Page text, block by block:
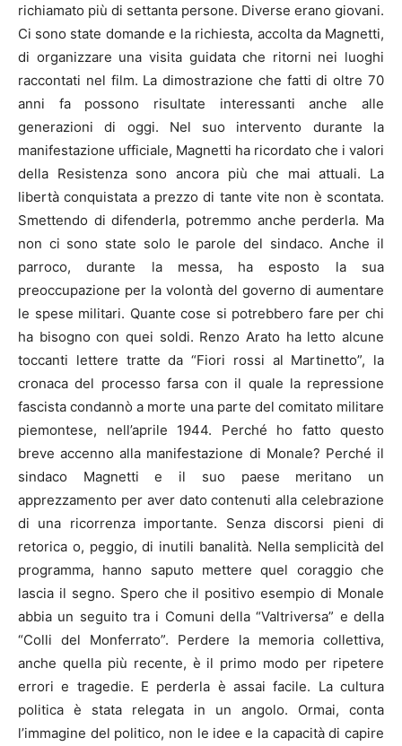
richiamato più di settanta persone. Diverse erano giovani.
Ci sono state domande e la richiesta, accolta da Magnetti,
di organizzare una visita guidata che ritorni nei luoghi
raccontati nel film. La dimostrazione che fatti di oltre 70
anni fa possono risultate interessanti anche alle
generazioni di oggi. Nel suo intervento durante la
manifestazione ufficiale, Magnetti ha ricordato che i valori
della Resistenza sono ancora più che mai attuali. La
libertà conquistata a prezzo di tante vite non è scontata.
Smettendo di difenderla, potremmo anche perderla. Ma
non ci sono state solo le parole del sindaco. Anche il
parroco, durante la messa, ha esposto la sua
preoccupazione per la volontà del governo di aumentare
le spese militari. Quante cose si potrebbero fare per chi
ha bisogno con quei soldi. Renzo Arato ha letto alcune
toccanti lettere tratte da “Fiori rossi al Martinetto”, la
cronaca del processo farsa con il quale la repressione
fascista condannò a morte una parte del comitato militare
piemontese, nell’aprile 1944. Perché ho fatto questo
breve accenno alla manifestazione di Monale? Perché il
sindaco Magnetti e il suo paese meritano un
apprezzamento per aver dato contenuti alla celebrazione
di una ricorrenza importante. Senza discorsi pieni di
retorica o, peggio, di inutili banalità. Nella semplicità del
programma, hanno saputo mettere quel coraggio che
lascia il segno. Spero che il positivo esempio di Monale
abbia un seguito tra i Comuni della “Valtriversa” e della
“Colli del Monferrato”. Perdere la memoria collettiva,
anche quella più recente, è il primo modo per ripetere
errori e tragedie. E perderla è assai facile. La cultura
politica è stata relegata in un angolo. Ormai, conta
l’immagine del politico, non le idee e la capacità di capire